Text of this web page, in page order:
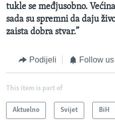
tukle se međjusobno.
sada su spremni da daju
zaista dobra stvar.”
Podijeli Follow us
This item is part of
Aktuelno Svijet BiH